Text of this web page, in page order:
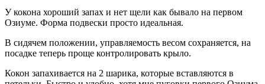
У кокона хороший запах и нет щели как бывало на первом
Озиуме. Форма подвески просто идеальная.
В сидячем положении, управляемость весом сохраняется, на
посадке теперь проще контролировать крыло.
Кокон запахивается на 2 шарика, которые вставляются в